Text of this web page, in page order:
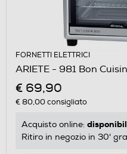
FORNETTI ELETTRICI
ARIETE - 981 Bon
€ 69,90
€ 80,00consigliato
Acquisto online:
Ritiro in negozio in 30'